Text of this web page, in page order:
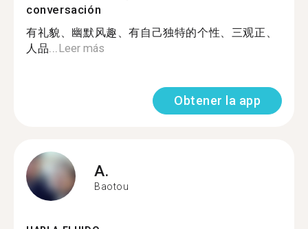
conversación
有礼貌、幽默风趣、有自己独特的个性、三观正、
人品... Leer más
Obtener la app
A.
Baotou